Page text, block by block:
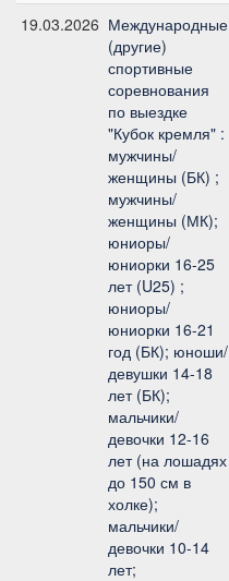
19.03.2026 Международные
(другие)
спортивные
соревнования
по выездке
"Кубок кремля" :
мужчины/
женщины (БК) ;
мужчины/
женщины (МК);
юниоры/
юниорки 16-25
лет (U25) ;
юниоры/
юниорки 16-21
год (БК); юноши/
девушки 14-18
лет (БК);
мальчики/
девочки 12-16
лет (на лошадях
до 150 см в
холке);
мальчики/
девочки 10-14
лет;